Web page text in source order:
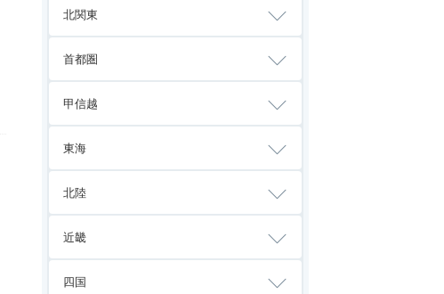
北関東
首都圏
甲信越
東海
北陸
近畿
四国